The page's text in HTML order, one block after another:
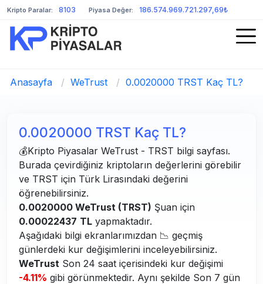
Kripto Paralar: 8103 Piyasa Değer: 186.574.969.721.297,69₺
Anasayfa / WeTrust / 0.0020000 TRST Kaç TL?
0.0020000 TRST Kaç TL?
💰Kripto Piyasalar WeTrust - TRST bilgi sayfası.
Burada çevirdiğiniz kriptoların değerlerini görebilir
ve TRST için Türk Lirasındaki değerini
öğrenebilirsiniz.
0.0020000 WeTrust (TRST) Şuan için
0.00022437 TL yapmaktadır.
Aşağıdaki bilgi ekranlarımızdan 📉 geçmiş
günlerdeki kur değişimlerini inceleyebilirsiniz.
WeTrust Son 24 saat içerisindeki kur değişimi
-4.11% gibi görünmektedir. Aynı şekilde Son 7 gün